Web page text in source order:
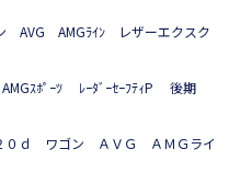
AVG AMGﾗｲﾝ レザーエクスク
ｽﾎﾟｰﾂ ﾚｰﾀﾞｰｾｰﾌﾃｨP 後期
０ｄ ワゴン ＡＶＧ ＡＭＧライ